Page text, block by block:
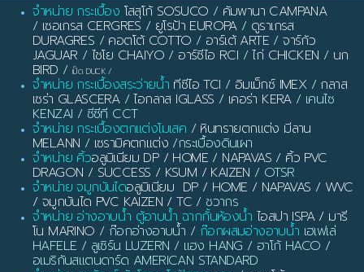
จำหน่าย กระเบื้อง โสสุโก้ SOSUCO / คัมพานา CAMPANA
/ เซอเกรส CERGRES / ยูโรป้า EUROPA/ ดูราเกรส
DURAGRES / คอตโต้ COTTO / อาร์เต้ ARTE /จาร์กัว
JAGUAR / ไชโย CHAIYO / อาร์ซีไอ RCI /ไก่ CHICKEN / นก
BIRD / เป็ด DUCK /
จำหน่าย กระเบื้องสระว่ายน้ำ ทีซีไอ TCI / อิมเม็กซ์ IMEX/ กลาส
เซร่า GLASCERA/ไอกลาส IGLASS / เคอร่า KERA/ เคนไซ
KENZAI / ซีซีที CCT
จำหน่าย กระเบื้องตกแต่งโมเสค / หินทรายตกแต่ง มีลาน
MELANN / เซรามิคตกแต่ง /กระเบื้องดินเผา
จำหน่าย คิ้วอลูมิเนียม DP / HOME / NAPAVAS / คิ้ว PVC
DRAGON / SUCCESS / KSUM / KAIZEN / OTSR
จำหน่าย จมูกบันไดอลูมิเนียม DP / HOME / NAPAVAS / WVC
/ จมูกบันได PVC KAIZEN / TC / ชวากร
จำหน่าย อ่างอาบน้ำ ตู้อาบน้ำ ฉากกั้นห้องน้ำ ไอสปา ISPA / มารี
โน MARINO / ก๊อกอ่างอาบน้ำ / ก๊อกผสมอ่างอาบน้ำ เฮเฟเล่
HAFELE / ลูเซิร์น LUZERN / แฮง HANG / ฮาโก้ HACO /
อเมริกันสแตนดาร์ด AMERICAN STANDARD